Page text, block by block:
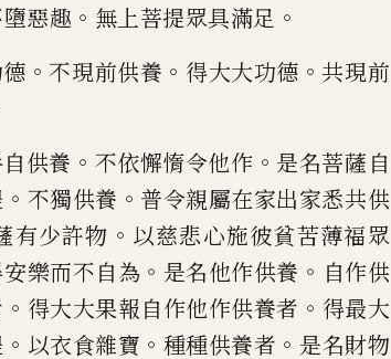
惡趣 。 無上菩提眾具滿足 。
。不現前供養 。 得大大功德 。共現前
供養 。 不依懈惰令他作 。 是名菩薩自
。 不獨供養 。 普令親屬在家出家悉共供
有少許物 。 以慈悲心施彼貧苦薄福眾
樂而不自為 。 是名他作供養 。 自作供
。 得大大果報自作他作供養者 。 得最大
。 以衣食雜寶 。 種種供養者 。 是名財物